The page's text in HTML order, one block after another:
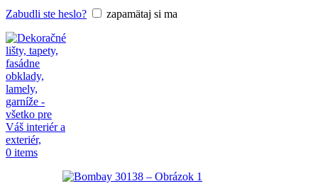
Zabudli ste heslo? zapamätaj si ma
0 items